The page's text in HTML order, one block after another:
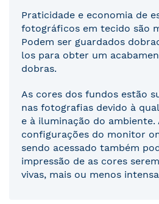
Praticidade e economia de
fotográficos em tecido são
Podem ser guardados
los para obter um
dobras.
As cores dos fundos estão
nas fotografias devido à
e à iluminação do ambiente.
configurações do monitor
sendo acessado também
impressão de as cores
vivas, mais ou menos